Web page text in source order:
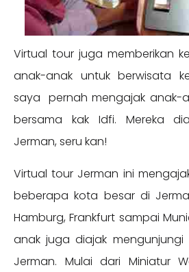
Virtual tour juga memberikan
anak-anak untuk berwisata
saya pernah mengajak anak-
bersama kak Idfi. Mereka
Jerman, seru kan!
Virtual tour Jerman ini
beberapa kota besar di
Hamburg, Frankfurt sampai
anak juga diajak mengunjungi
Jerman. Mulai dari Miniatur